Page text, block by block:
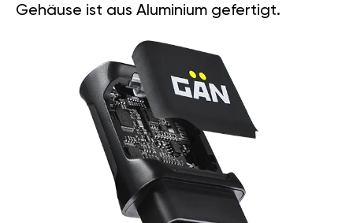
Gehäuse ist aus Aluminium gefertigt.